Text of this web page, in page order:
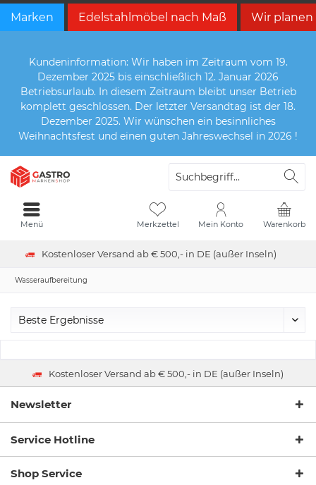
Marken Edelstahlmöbel nach Maß Wir planen
Kundeninformation: Wir haben im Zeitraum vom 19.
Dezember 2025 bis einschließlich 12. Januar 2026
Betriebsurlaub. In diesem Zeitraum bleibt unser Betrieb
komplett geschlossen. Der letzter Versandtag ist der 18.
Dezember 2025. Wir wünschen ein besinnliches
Weihnachtsfest und einen guten Jahreswechsel in 2026 !
Kostenloser Versand ab € 500,- in DE (außer Inseln)
Warenkorb
Merkzettel Mein Konto
Menü
Wasseraufbereitung
Kostenloser Versand ab € 500,- in DE (außer Inseln)
Newsletter
Service Hotline
Shop Service